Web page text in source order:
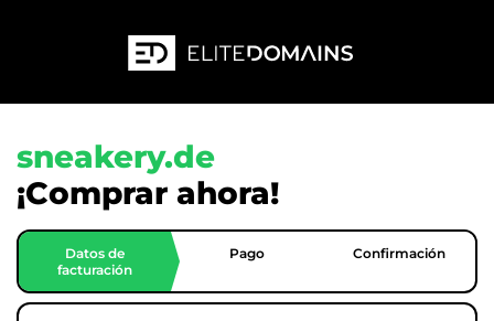
sneakery.de
¡Comprar ahora!
Datos de
facturación
Pago Confirmación